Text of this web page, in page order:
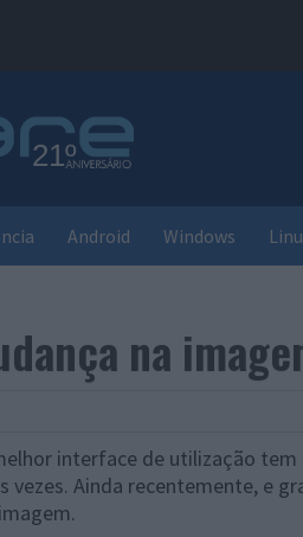
Android Windows
na
interface de utilização tem
vezes. Ainda recentemente, e